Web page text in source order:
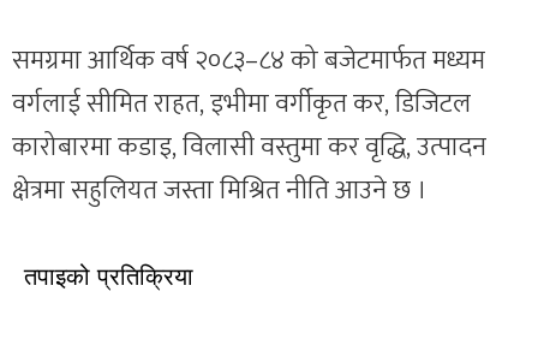
समग्रमा आर्थिक वर्ष २०८३–८४ को बजेटमार्फत मध्यम
वर्गलाई सीमित राहत, इभीमा वर्गीकृत कर, डिजिटल
कारोबारमा कडाइ, विलासी वस्तुमा कर वृद्धि, उत्पादन
क्षेत्रमा सहुलियत जस्ता मिश्रित नीति आउने छ ।
तपाइको प्रतिक्रिया